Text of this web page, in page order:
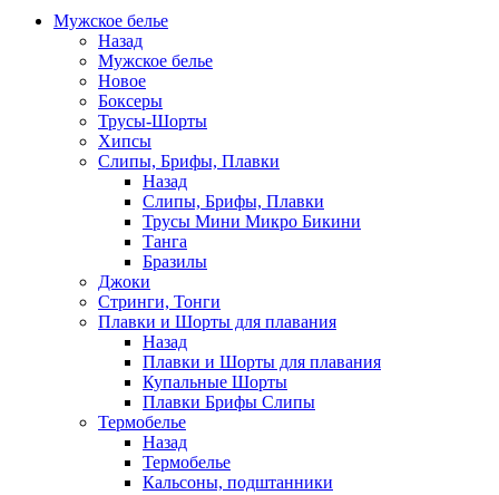
Мужское белье
Назад
Мужское белье
Новое
Боксеры
Трусы-Шорты
Хипсы
Слипы, Брифы, Плавки
Назад
Слипы, Брифы, Плавки
Трусы Мини Микро Бикини
Танга
Бразилы
Джоки
Стринги, Тонги
Плавки и Шорты для плавания
Назад
Плавки и Шорты для плавания
Купальные Шорты
Плавки Брифы Слипы
Термобелье
Назад
Термобелье
Кальсоны, подштанники